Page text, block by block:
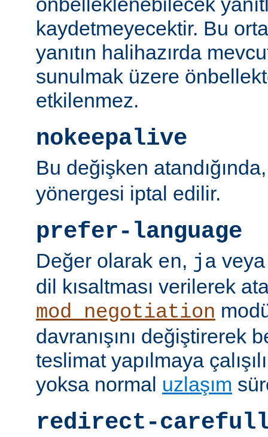
kaydetmeyecektir. Bu
yanıtın halihazırda
sunulmak üzere
etkilenmez.
nokeepalive
Bu değişken
yönergesi iptal edilir.
prefer-language
Değer olarak en, ja
dil kısaltması verilerek
mod_negotiation
davranışını değiştirerek
teslimat yapılmaya
yoksa normal uzlaşım
redirect-